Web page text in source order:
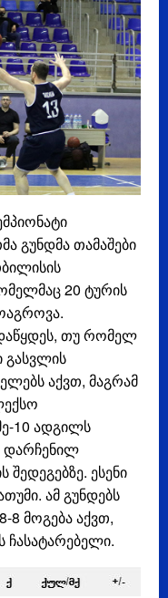
გუნდმა თამაშები
20 ტურის
თუ რომელ
გასვლის
აქვთ, მაგრამ
10 ადგილს
დარჩენილ
შედეგებზე. ესენი
ამ გუნდებს
8 მოგება აქვთ,
ჩასატარებელი.